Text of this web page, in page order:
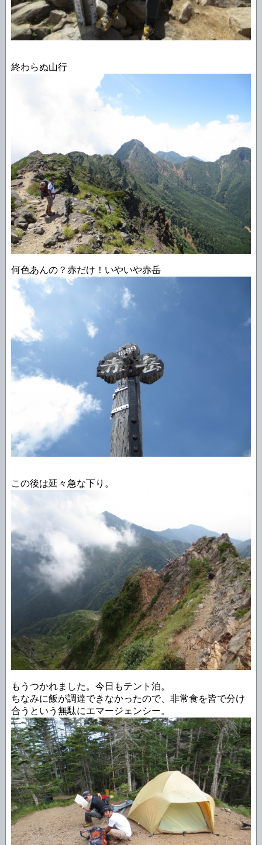
終わらぬ山行
何色あんの？赤だけ！いやいや赤岳
この後は延々急な下り。
もうつかれました。今日もテント泊。
ちなみに飯が調達できなかったので、非常食を皆で分け
合うという無駄にエマージェンシー。